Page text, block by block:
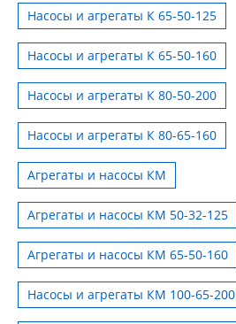
Насосы и агрегаты К 65-50-125
Насосы и агрегаты К 65-50-160
Насосы и агрегаты К 80-50-200
Насосы и агрегаты К 80-65-160
Агрегаты и насосы КМ
Агрегаты и насосы КМ 50-32-125
Агрегаты и насосы КМ 65-50-160
Насосы и агрегаты КМ 100-65-200